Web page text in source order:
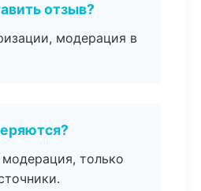
отзыв?
модерация в
только